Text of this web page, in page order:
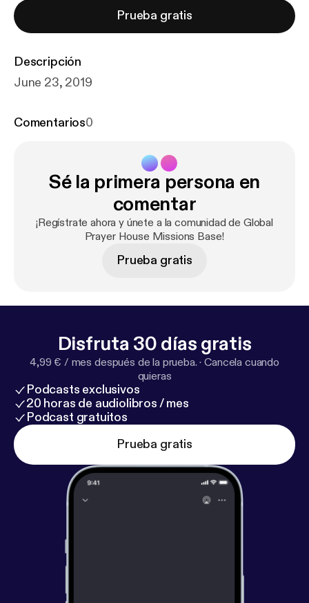
Prueba gratis
Descripción
June 23, 2019
Comentarios0
Sé la primera persona en
comentar
¡Regístrate ahora y únete a la comunidad de Global
Prayer House Missions Base!
Prueba gratis
Disfruta 30 días gratis
4,99 € / mes después de la prueba. ·Cancela cuando
quieras
Podcasts exclusivos
20 horas de audiolibros / mes
Podcast gratuitos
Prueba gratis